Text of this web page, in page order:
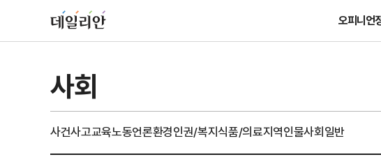
오피니언
사회
사건사고교육노동언론환경인권/복지식품/의료지역인물사회일반